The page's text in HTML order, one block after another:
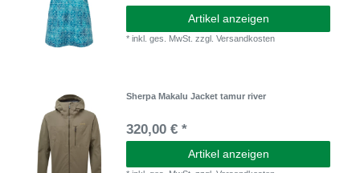
Artikel anzeigen
*inkl. ges. MwSt. zzgl.Versandkosten
Sherpa Makalu Jacket tamur river
320,00 € *
Artikel anzeigen